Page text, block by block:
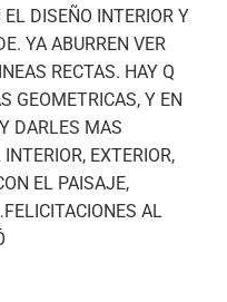
DISEÑO INTERIOR Y
YA ABURREN VER
RECTAS. HAY Q
GEOMETRICAS, Y EN
DARLES MAS
EXTERIOR,
EL PAISAJE,
AL